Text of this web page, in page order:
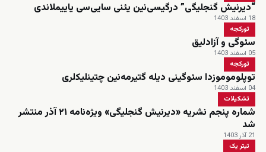
“دیرنیش گنجلیگی” درگیسی‌نین یئنی سایی‌سی یاییملاندی
18 اسفند 1403
تورکجه
سئوگی و آزادلیق
05 اسفند 1403
تورکجه
توپلوموموزدا سئوگینی دیله گتیرمه‌نین چتینلیکلری
04 اسفند 1403
تشکیلات
شماره پنجم نشریه «دیرنیش گنجلیگی» ویژه‌نامه ۲۱ آذر منتشر
شد
21 آذر 1403
تیتر یک